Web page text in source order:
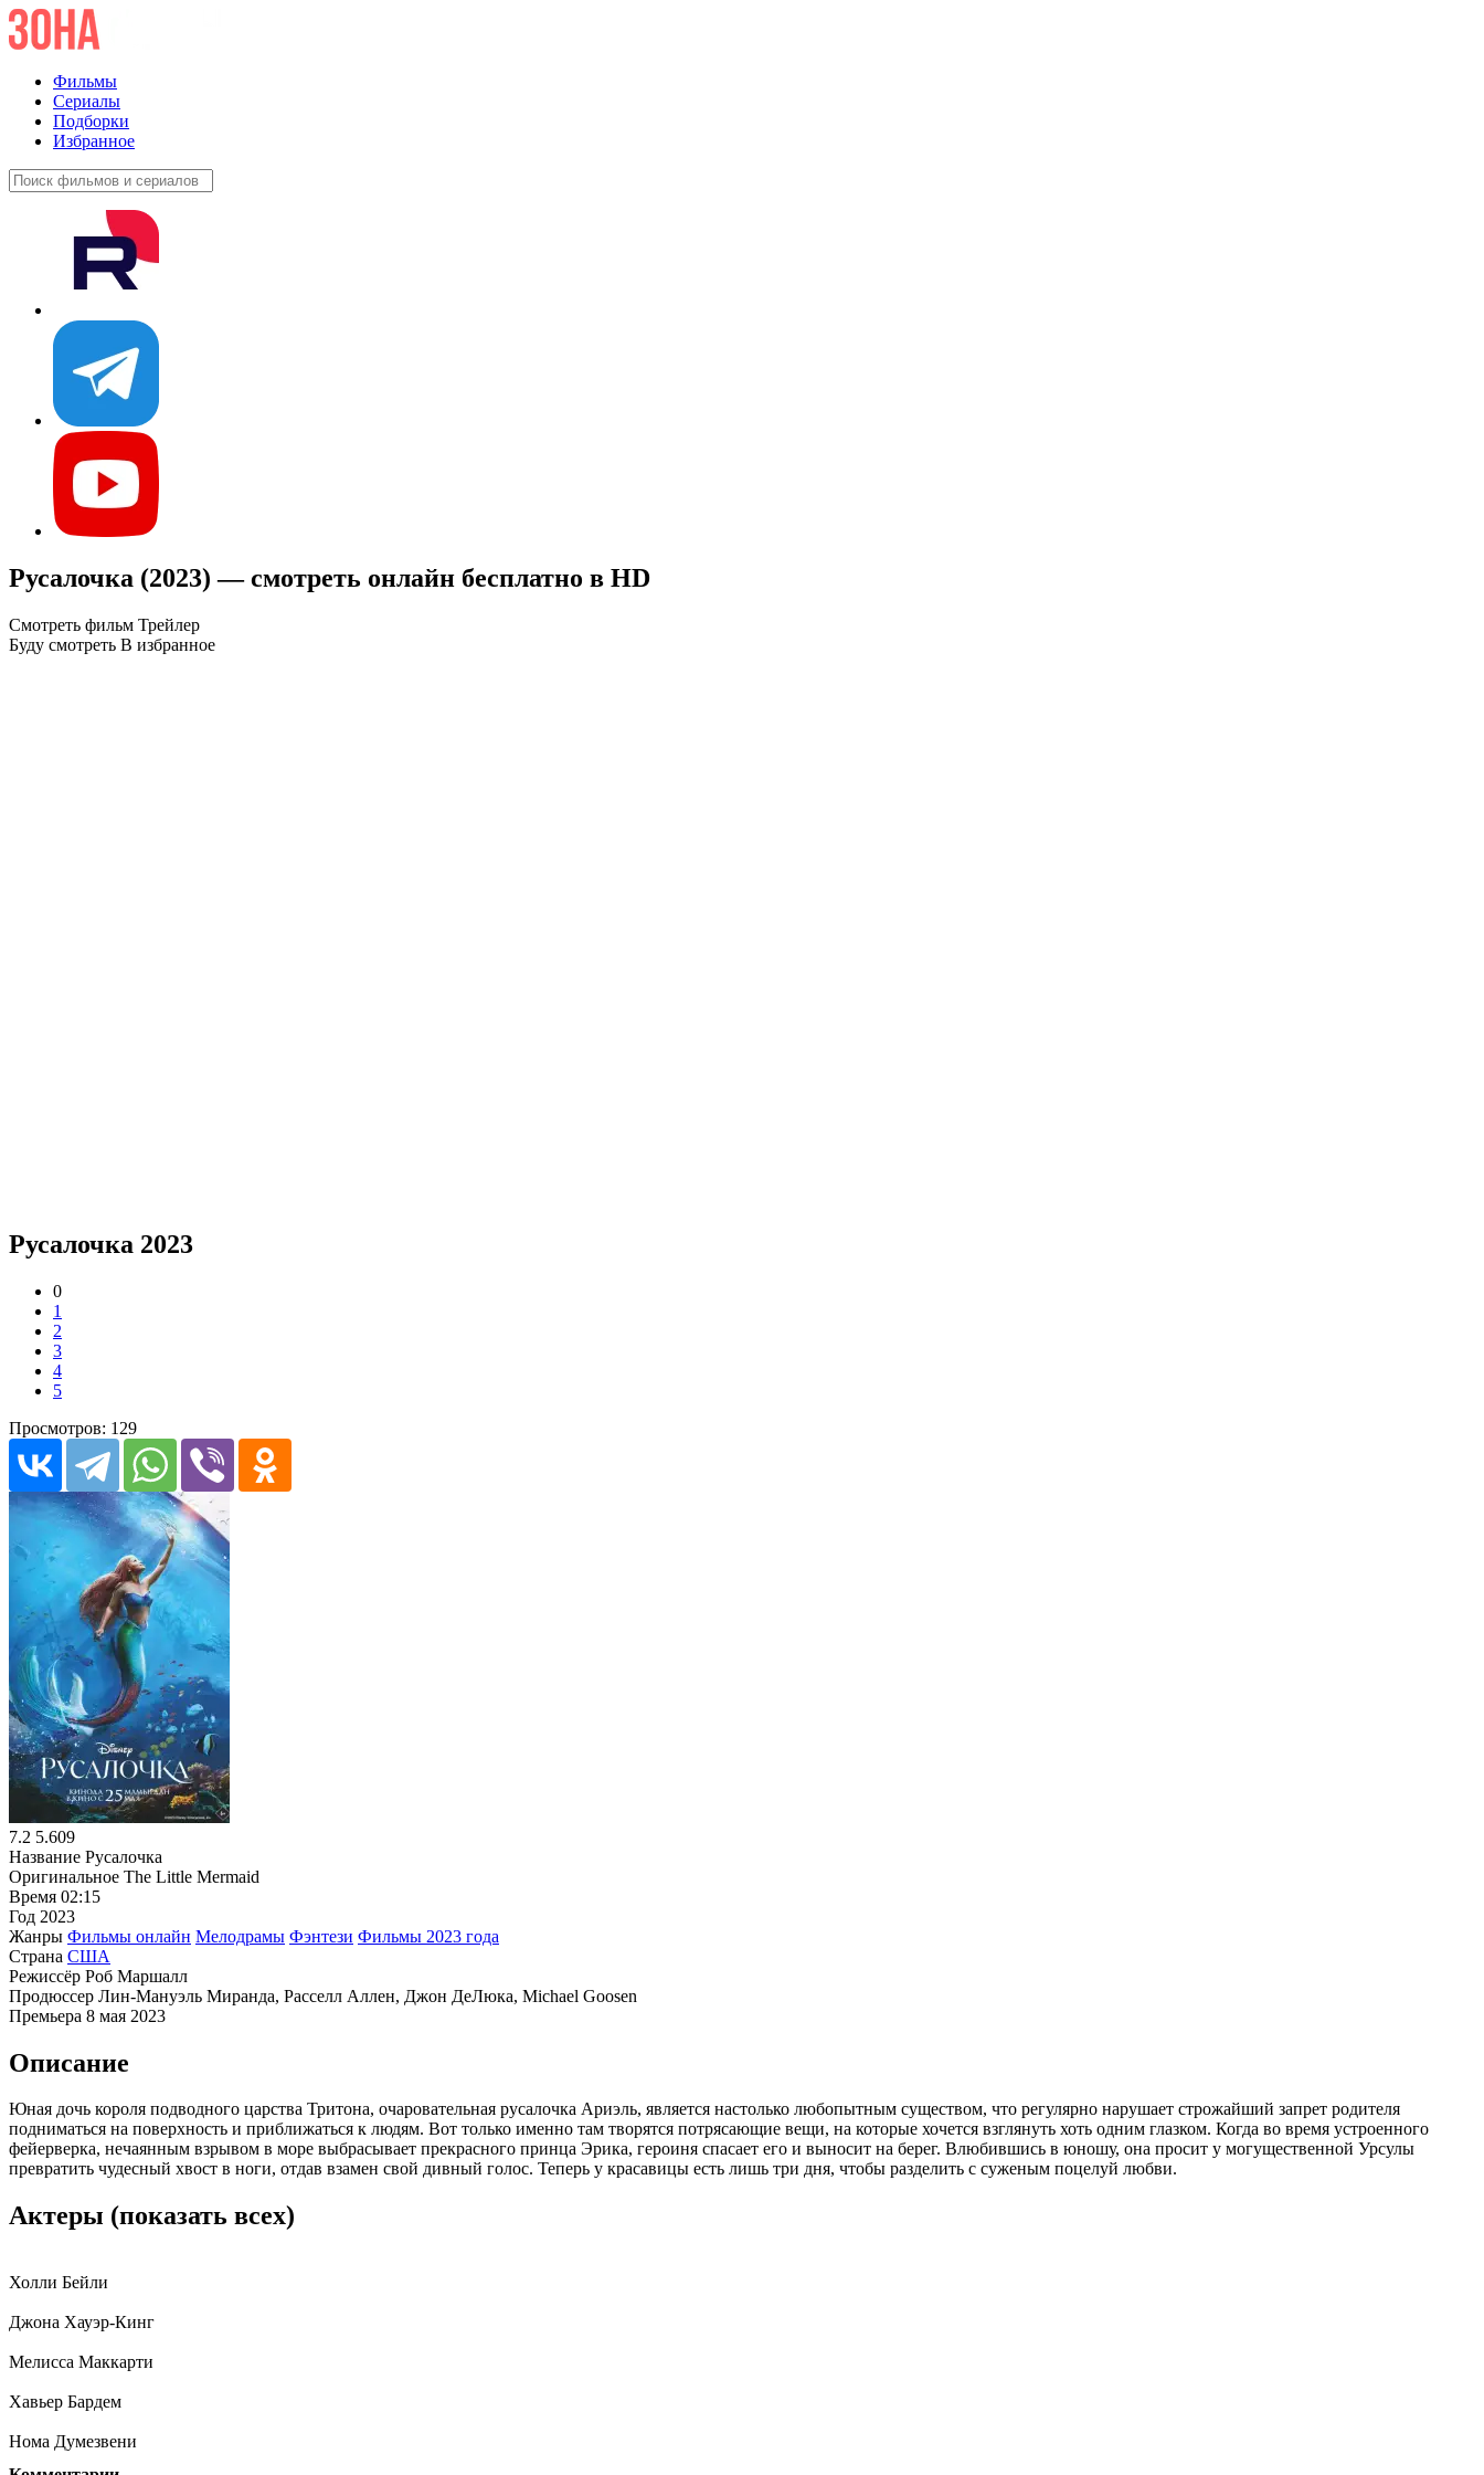
Фильмы
Сериалы
Подборки
Избранное
Русалочка (2023) — смотреть онлайн бесплатно в HD
Смотреть фильм Трейлер
Буду смотреть В избранное
Русалочка 2023
0
1
2
3
4
5
Просмотров: 129
7.2 5.609
Название Русалочка
Оригинальное The Little Mermaid
Время 02:15
Год 2023
Жанры Фильмы онлайн Мелодрамы Фэнтези Фильмы 2023 года
Страна США
Режиссёр Роб Маршалл
Продюссер Лин-Мануэль Миранда, Расселл Аллен, Джон ДеЛюка, Michael Goosen
Премьера 8 мая 2023
Описание
Юная дочь короля подводного царства Тритона, очаровательная русалочка Ариэль, является настолько любопытным существом, что регулярно нарушает строжайший запрет родителя
подниматься на поверхность и приближаться к людям. Вот только именно там творятся потрясающие вещи, на которые хочется взглянуть хоть одним глазком. Когда во время устроенного
фейерверка, нечаянным взрывом в море выбрасывает прекрасного принца Эрика, героиня спасает его и выносит на берег. Влюбившись в юношу, она просит у могущественной Урсулы
превратить чудесный хвост в ноги, отдав взамен свой дивный голос. Теперь у красавицы есть лишь три дня, чтобы разделить с суженым поцелуй любви.
Актеры (показать всех)
Холли Бейли
Джона Хауэр-Кинг
Мелисса Маккарти
Хавьер Бардем
Нома Думезвени